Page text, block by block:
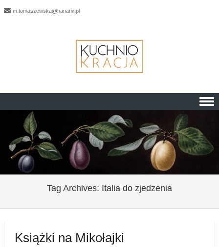
m.tomaszewska@hanami.pl
Skip to content
Tag Archives: Italia do zjedzenia
Książki na Mikołajki